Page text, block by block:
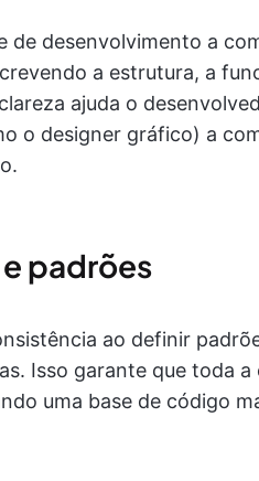
de desenvolvimento a
a estrutura, a
ajuda o
o designer gráfico) a
padrões
ao definir
Isso garante que toda
uma base de código